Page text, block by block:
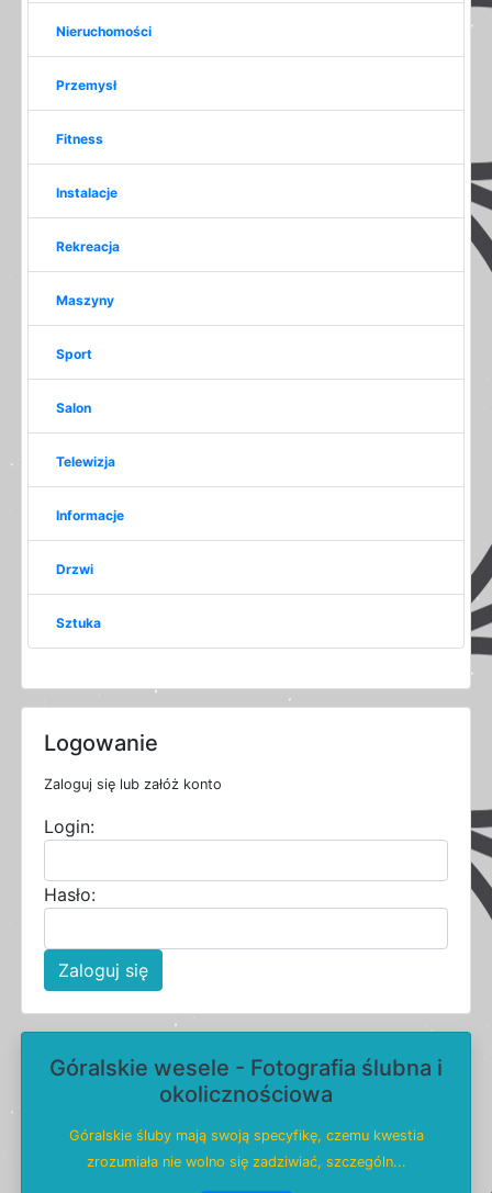
Nieruchomości
Przemysł
Fitness
Instalacje
Rekreacja
Maszyny
Sport
Salon
Telewizja
Informacje
Drzwi
Sztuka
Logowanie
Zaloguj się lub załóż konto
Login:
Hasło:
Zaloguj się
Góralskie wesele - Fotografia ślubna i
okolicznościowa
Góralskie śluby mają swoją specyfikę, czemu kwestia
zrozumiała nie wolno się zadziwiać, szczególn...